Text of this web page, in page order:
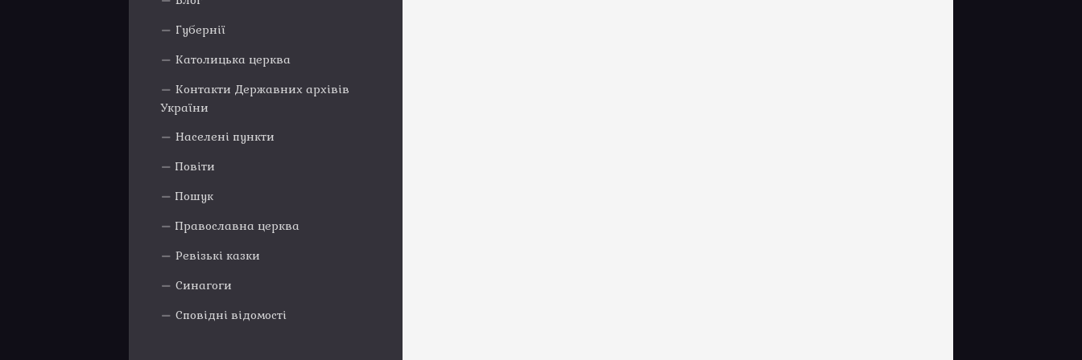
Губернії
Католицька церква
Контакти Державних архівів
України
Населені пункти
Повіти
Пошук
Православна церква
Ревізькі казки
Синагоги
Сповідні відомості